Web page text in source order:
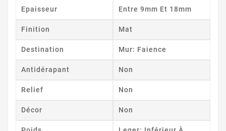
Epaisseur Entre 9mm Et 18mm
Finition Mat
Destination Mur: Faience
Antidérapant Non
Relief Non
Décor Non